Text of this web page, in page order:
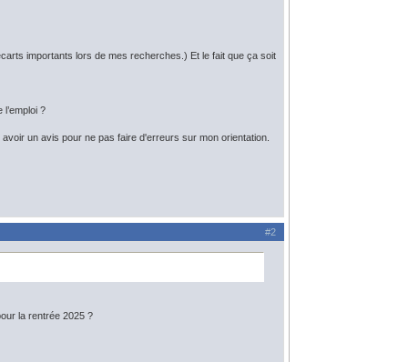
importants lors de mes recherches.) Et le fait que ça soit
?
un avis pour ne pas faire d'erreurs sur mon orientation.
#2
la rentrée 2025 ?